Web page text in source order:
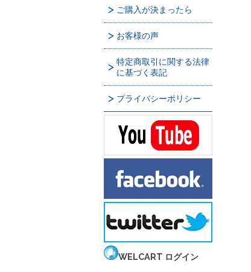
ご購入が決まったら
お客様の声
特定商取引に関する法律
に基づく表記
プライバシーポリシー
WELCART ログイン